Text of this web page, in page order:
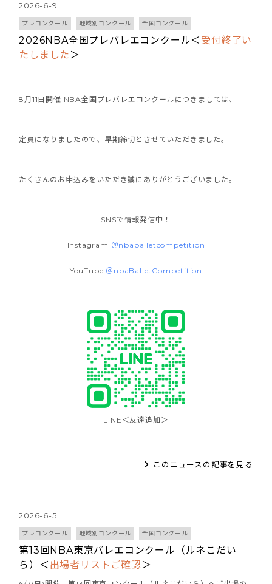
2026-6-9
プレコンクール 地域別コンクール 全国コンクール
2026NBA全国プレバレエコンクール＜ 受付終了い
たしました ＞
8月11日開催 NBA全国プレバレエコンクールにつきましては、
定員になりましたので、早期締切とさせていただきました。
たくさんのお申込みをいただき誠にありがとうございました。
SNSで情報発信中！
Instagram ＠nbaballetcompetition
YouTube ＠nbaBalletCompetition
LINE＜友達追加＞
このニュースの記事を見る
2026-6-5
プレコンクール 地域別コンクール 全国コンクール
第13回NBA東京バレエコンクール（ルネこだい
ら）＜ 出場者リストご確認＞